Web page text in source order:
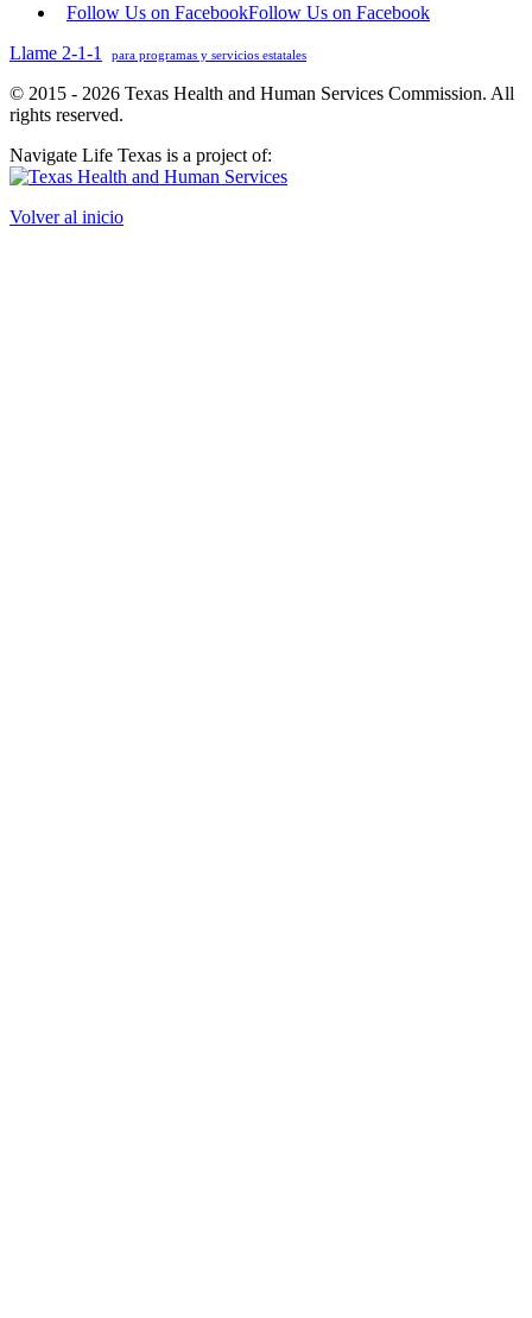
Follow Us on FacebookFollow Us on Facebook
Llame 2-1-1
para programas y servicios estatales
© 2015 - 2026 Texas Health and Human Services Commission. All
rights reserved.
Navigate Life Texas is a project of:
Volver al inicio